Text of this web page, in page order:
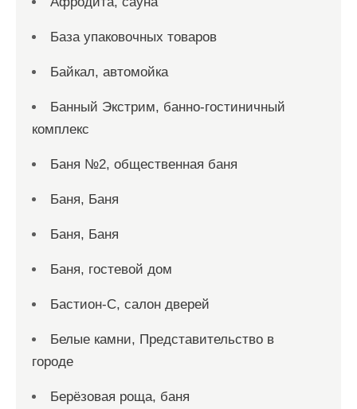
База упаковочных товаров
Байкал, автомойка
Банный Экстрим, банно-гостиничный
комплекс
Баня №2, общественная баня
Баня, Баня
Баня, Баня
Баня, гостевой дом
Бастион-С, салон дверей
Белые камни, Представительство в
городе
Берёзовая роща, баня